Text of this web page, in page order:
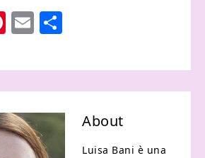
Pinterest
Email
About
Luisa Bani è una